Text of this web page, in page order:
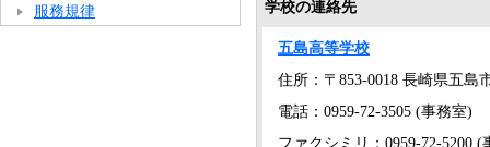
学校の連絡先
五島高等学校
住所：〒853-0018 長崎県五島
電話：0959-72-3505 (事務室)
ファクシミリ：0959-72-5200 (
服務規律